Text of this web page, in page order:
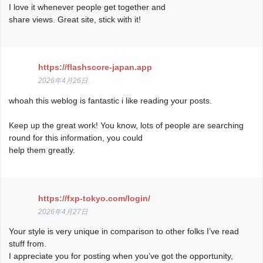
I love it whenever people get together and
share views. Great site, stick with it!
https://flashscore-japan.app
2026年4月26日
whoah this weblog is fantastic i like reading your posts.
Keep up the great work! You know, lots of people are searching
round for this information, you could
help them greatly.
https://fxp-tokyo.com/login/
2026年4月27日
Your style is very unique in comparison to other folks I’ve read
stuff from.
I appreciate you for posting when you’ve got the opportunity,